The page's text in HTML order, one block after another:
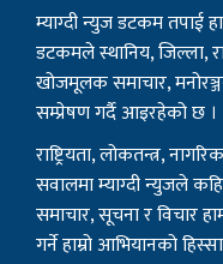
म्याग्दी न्युज डटकम तपाई
डटकमले स्थानिय, जिल्ला,
खोजमूलक समाचार,
सम्प्रेषण गर्दै आइरहेको छ ।
राष्ट्रियता, लोकतन्त्र,
सवालमा म्याग्दी न्युजले
समाचार, सूचना र विचार
गर्ने हाम्रो आभियानको